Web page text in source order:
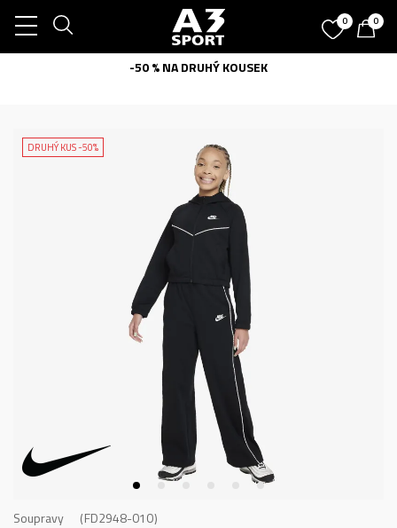
0 0
-50 % NA DRUHÝ KOUSEK
DRUHÝ KUS -50%
Soupravy FD2948-010